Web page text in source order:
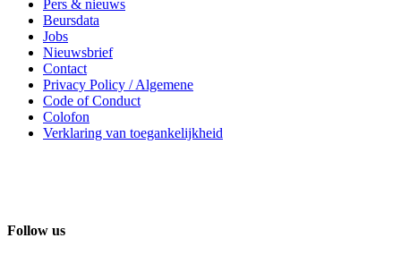
Pers & nieuws
Beursdata
Jobs
Nieuwsbrief
Contact
Privacy Policy / Algemene
Code of Conduct
Colofon
Verklaring van toegankelijkheid
Follow us